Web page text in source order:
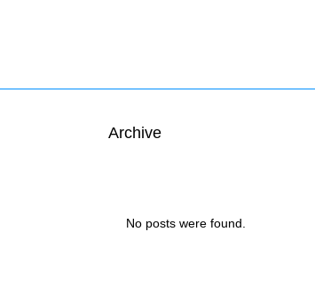
Archive
No posts were found.